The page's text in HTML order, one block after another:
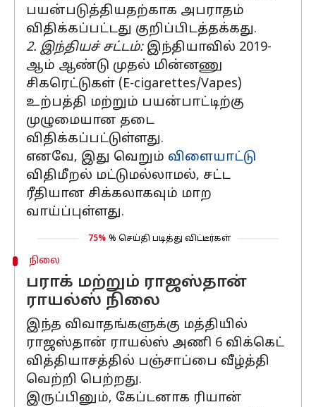
பயன்படுத்தியதற்காக அபராதம்
விதிக்கப்பட்டது குறிப்பிடத்தக்கது.
2. இந்தியச் சட்டம்: இந்தியாவில் 2019-
ஆம் ஆண்டு முதல் மின்னணு
சிகரெட்டுகள் (E-cigarettes/Vapes)
உற்பத்தி மற்றும் பயன்பாட்டிற்கு
முழுமையான தடை
விதிக்கப்பட்டுள்ளது.
எனவே, இது வெறும் விளையாட்டு
விதிமீறல் மட்டுமல்லாமல், சட்ட
ரீதியான சிக்கலாகவும் மாற
வாய்ப்புள்ளது.
75% % செய்தி படித்து விட்டீர்கள்
நிலை
பராக் மற்றும் ராஜஸ்தான்
ராயல்ஸ் நிலை
இந்த விவாதங்களுக்கு மத்தியில்
ராஜஸ்தான் ராயல்ஸ் அணி 6 விக்கெட்
வித்தியாசத்தில் பஞ்சாப்பை வீழ்த்தி
வெற்றி பெற்றது.
இருப்பினும், கேப்டனாக ரியான்